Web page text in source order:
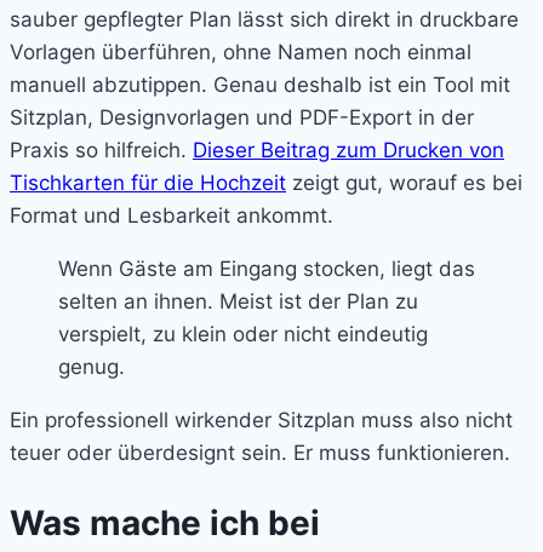
sauber gepflegter Plan lässt sich direkt in druckbare
Vorlagen überführen, ohne Namen noch einmal
manuell abzutippen. Genau deshalb ist ein Tool mit
Sitzplan, Designvorlagen und PDF-Export in der
Praxis so hilfreich. Dieser Beitrag zum Drucken von
Tischkarten für die Hochzeit zeigt gut, worauf es bei
Format und Lesbarkeit ankommt.
Wenn Gäste am Eingang stocken, liegt das
selten an ihnen. Meist ist der Plan zu
verspielt, zu klein oder nicht eindeutig
genug.
Ein professionell wirkender Sitzplan muss also nicht
teuer oder überdesignt sein. Er muss funktionieren.
Was mache ich bei